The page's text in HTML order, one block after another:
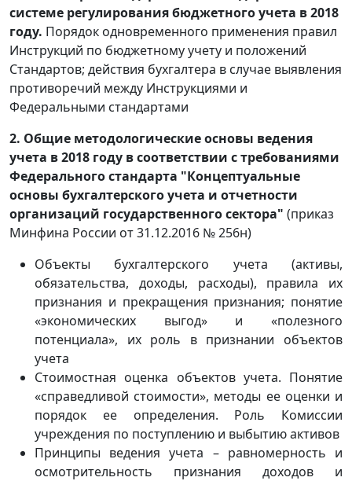
системе регулирования бюджетного учета в 2018
году. Порядок одновременного применения правил
Инструкций по бюджетному учету и положений
Стандартов; действия бухгалтера в случае выявления
противоречий между Инструкциями и
Федеральными стандартами
2. Общие методологические основы ведения
учета в 2018 году в соответствии с требованиями
Федерального стандарта "Концептуальные
основы бухгалтерского учета и отчетности
организаций государственного сектора" (приказ
Минфина России от 31.12.2016 № 256н)
Объекты бухгалтерского учета (активы,
обязательства, доходы, расходы), правила их
признания и прекращения признания; понятие
«экономических выгод» и «полезного
потенциала», их роль в признании объектов
учета
Стоимостная оценка объектов учета. Понятие
«справедливой стоимости», методы ее оценки и
порядок ее определения. Роль Комиссии
учреждения по поступлению и выбытию активов
Принципы ведения учета – равномерность и
осмотрительность признания доходов и